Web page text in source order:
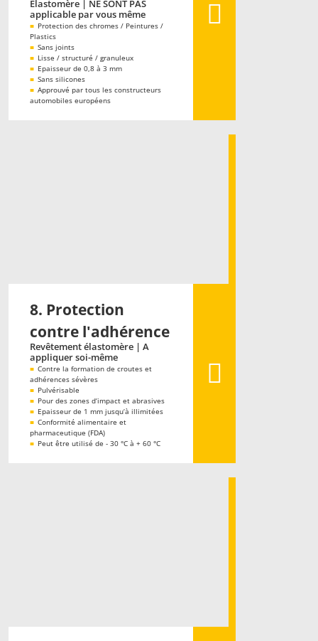
Elastomère | NE SONT PAS
applicable par vous même
■ Protection des chromes / Peintures /
Plastics
■ Sans joints
■ Lisse / structuré / granuleux
■ Epaisseur de 0,8 à 3 mm
■ Sans silicones
■ Approuvé par tous les constructeurs
automobiles européens
8. Protection
contre l'adhérence
Revêtement élastomère | A
appliquer soi-même
■ Contre la formation de croutes et
adhérences sévères
■ Pulvérisable
■ Pour des zones d‘impact et abrasives
■ Epaisseur de 1 mm jusqu‘à illimitées
■ Conformité alimentaire et
pharmaceutique (FDA)
■ Peut être utilisé de - 30 °C à + 60 °C